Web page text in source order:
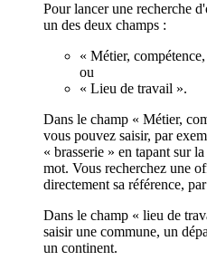
Pour lancer une recherche
un des deux champs :
« Métier,
ou
« Lieu de travail ».
Dans le champ « Métier,
vous pouvez saisir, par
« brasserie » en tapant sur
mot. Vous recherchez une
directement sa référence,
Dans le champ « lieu de
saisir une commune, un
un continent.